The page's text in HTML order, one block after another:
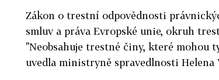
Zákon o trestní odpovědnosti
smluv a práva Evropské unie, okruh
"Neobsahuje trestné činy, které mohou
uvedla ministryně spravedlnosti Helena